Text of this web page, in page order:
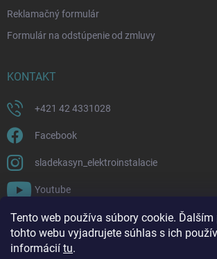
Tento web používa súbory cookie.
tohto webu vyjadrujete súhlas s ich
informácií tu.
Reklamačný formulár
Formulár na odstúpenie od zmluvy
KONTAKT
+421 42 4331028
Facebook
sladekasyn_elektroinstalacie
Youtube
FACEBOOK